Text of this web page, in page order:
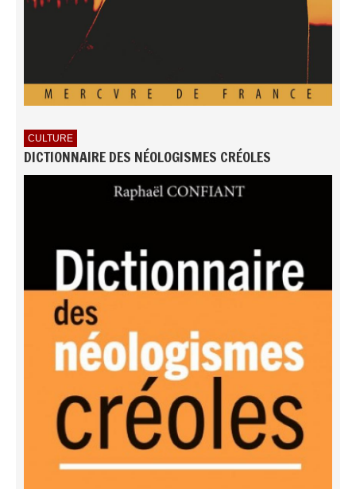
CULTURE
DICTIONNAIRE DES NÉOLOGISMES CRÉOLES